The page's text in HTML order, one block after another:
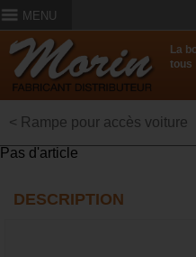
MENU
La
tous
< Rampe pour accès voiture
Pas d'article
DESCRIPTION